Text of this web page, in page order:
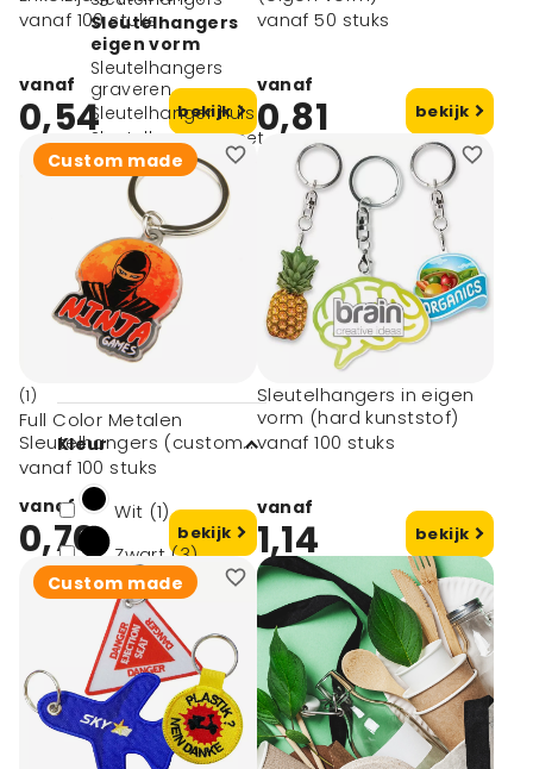
Sleutelhangers
eigen vorm
Sleutelhangers
graveren
Sleutelhanger huis
Sleutelhangers met
foto
Sleutelhangers met
lampje
Overige
sleutelhangers
Alle sleutelhangers
Aanstekers
Filters
Kleur
Wit (1)
Zwart (3)
Goud (3)
Zilver (3)
Minimale afname
made)
vanaf 100 stuks
vanaf
0,54 bekijk
vanaf 50 stuks
vanaf
0,81 bekijk
Custom made
(1)
Full Color Metalen
Sleutelhangers (custom
made)
vanaf 100 stuks
vanaf
0,70 bekijk
Sleutelhangers in eigen
vorm (hard kunststof)
vanaf 100 stuks
vanaf
1,14 bekijk
Custom made